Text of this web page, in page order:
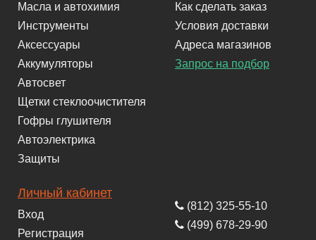
Масла и автохимия
Инструменты
Аксессуары
Аккумуляторы
Автосвет
Щетки стеклоочистителя
Гофры глушителя
Автоэлектрика
Защиты
Как сделать заказ
Условия доставки
Адреса магазинов
Запрос на подбор
Личный кабинет
Вход
Регистрация
(812) 325-55-10
(499) 678-29-90